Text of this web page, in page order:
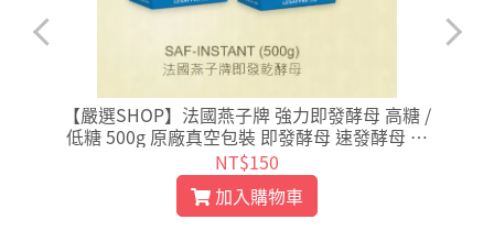
【嚴選SHOP】法國燕子牌 強力即發酵母 高糖 /
低糖 500g 原廠真空包裝 即發酵母 速發酵母 酵
母【Z009】
NT$150
加入購物車